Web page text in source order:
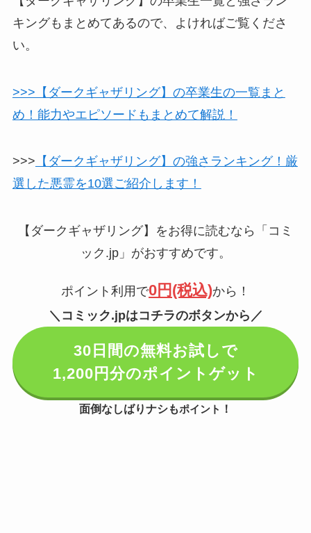
キングもまとめてあるので、よければご覧くださ
い。
>>>【ダークギャザリング】の卒業生の一覧まと
め！能力やエピソードもまとめて解説！
>>> 【ダークギャザリング】の強さランキング！厳
選した悪霊を10選ご紹介します！
【ダークギャザリング】をお得に読むなら「コミ
ック.jp」がおすすめです。
ポイント利用で0円(税込)から！
＼コミック.jpはコチラのボタンから／
30日間の無料お試しで
1,200円分のポイントゲット
面倒なしばりナシもポイント ！